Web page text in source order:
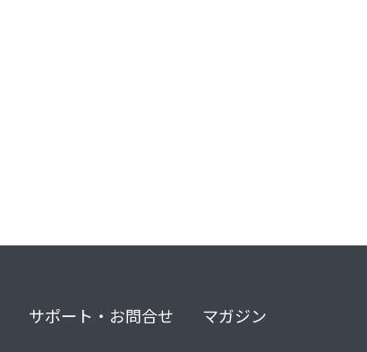
サポート・お問合せ マガジン